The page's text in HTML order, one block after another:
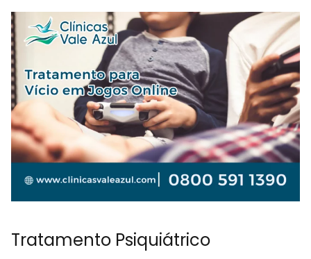
Tratamento Psiquiátrico